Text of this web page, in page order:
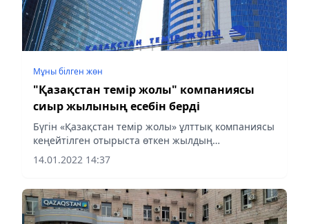
Мұны білген жөн
"Қазақстан темір жолы" компаниясы
сиыр жылының есебін берді
Бүгін «Қазақстан темір жолы» ұлттық компаниясы
кеңейтілген отырыста өткен жылдың
қорытындысын шығарды
14.01.2022 14:37